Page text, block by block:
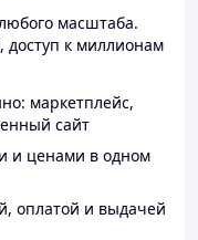
масштаба.
доступ к миллионам
маркетплейс,
сайт
и ценами в одном
оплатой и выдачей